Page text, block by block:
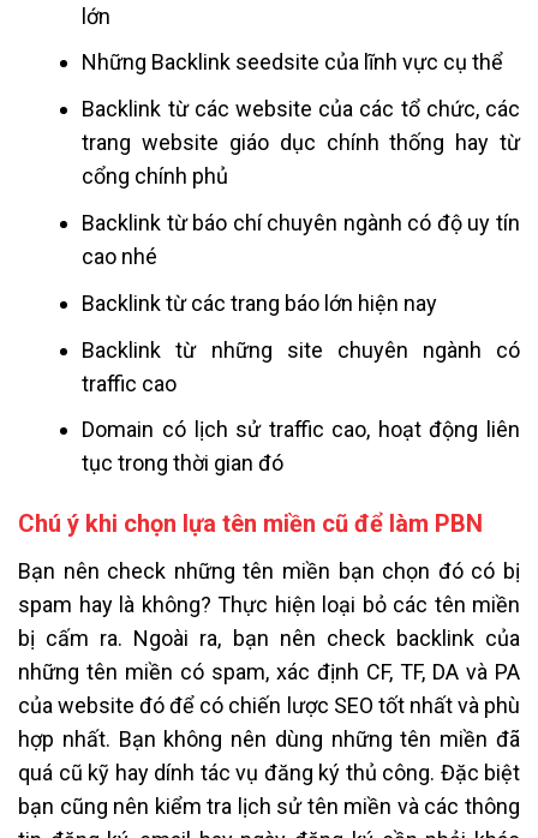
lớn
Những Backlink seedsite của lĩnh vực cụ thể
Backlink từ các website của các tổ chức, các
trang website giáo dục chính thống hay từ
cổng chính phủ
Backlink từ báo chí chuyên ngành có độ uy tín
cao nhé
Backlink từ các trang báo lớn hiện nay
Backlink từ những site chuyên ngành có
traffic cao
Domain có lịch sử traffic cao, hoạt động liên
tục trong thời gian đó
Chú ý khi chọn lựa tên miền cũ để làm PBN
Bạn nên check những tên miền bạn chọn đó có bị
spam hay là không? Thực hiện loại bỏ các tên miền
bị cấm ra. Ngoài ra, bạn nên check backlink của
những tên miền có spam, xác định CF, TF, DA và PA
của website đó để có chiến lược SEO tốt nhất và phù
hợp nhất. Bạn không nên dùng những tên miền đã
quá cũ kỹ hay dính tác vụ đăng ký thủ công. Đặc biệt
bạn cũng nên kiểm tra lịch sử tên miền và các thông